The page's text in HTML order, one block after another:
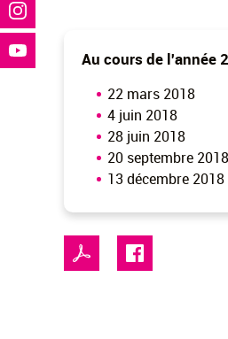
Au cours de l'année
22 mars 2018
4 juin 2018
28 juin 2018
20 septembre 2018
13 décembre 2018